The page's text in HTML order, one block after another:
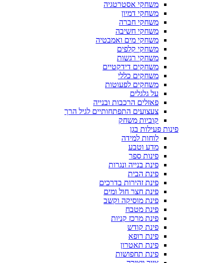
משחקי אסטרטגיה
משחקי דמיון
משחקי חברה
משחקי חשיבה
משחקי מים ואמבטיה
משחקי קלפים
משחקי רגשות
משחקים דידקטיים
משחקים כללי
משחקים לפעוטות
על גלגלים
פאזלים הרכבות ובנייה
צעצועים התפתחותיים לגיל הרך
קוביות משחק
פינות פעילות בגן
לוחות למידה
מדע וטבע
פינות ספר
פינת בנייה ונגרות
פינת הבית
פינת זהירות בדרכים
פינת חצר חול ומים
פינת מוסיקה וקשב
פינת מטבח
פינת מרכז קניות
פינת קודש
פינת רופא
פינת תאטרון
פינת תחפושות